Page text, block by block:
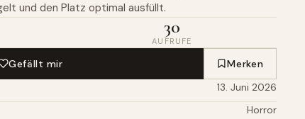
und den Platz optimal ausfüllt.
30
AUFRUFE
Gefällt mir Merken
13. Juni 2026
Horror